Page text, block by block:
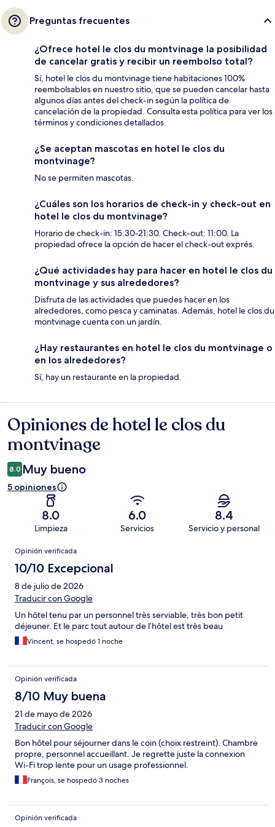
Preguntas frecuentes
¿Ofrece hotel le clos du montvinage la posibilidad
de cancelar gratis y recibir un reembolso total?
Sí, hotel le clos du montvinage tiene habitaciones 100%
reembolsables en nuestro sitio, que se pueden cancelar hasta
algunos días antes del check-in según la política de
cancelación de la propiedad. Consulta esta política para ver los
términos y condiciones detallados.
¿Se aceptan mascotas en hotel le clos du
montvinage?
No se permiten mascotas.
¿Cuáles son los horarios de check-in y check-out en
hotel le clos du montvinage?
Horario de check-in: 15:30-21:30. Check-out: 11:00. La
propiedad ofrece la opción de hacer el check-out exprés.
¿Qué actividades hay para hacer en hotel le clos du
montvinage y sus alrededores?
Disfruta de las actividades que puedes hacer en los
alrededores, como pesca y caminatas. Además, hotel le clos du
montvinage cuenta con un jardín.
¿Hay restaurantes en hotel le clos du montvinage o
en los alrededores?
Sí, hay un restaurante en la propiedad.
Opiniones
Opiniones de hotel le clos du
montvinage
8.0 Muy bueno
5 opiniones
8.0
Limpieza
6.0
Servicios
8.4
Servicio y personal
Opiniones
Opinión verificada
10/10 Excepcional
8 de julio de 2026
Traducir con Google
Un hôtel tenu par un personnel très serviable, très bon petit
déjeuner. Et le parc tout autour de l’hôtel est très beau
Vincent, se hospedó 1 noche
Opinión verificada
8/10 Muy buena
21 de mayo de 2026
Traducir con Google
Bon hôtel pour séjourner dans le coin (choix restreint). Chambre
propre, personnel accueillant. Je regrette juste la connexion
Wi-Fi trop lente pour un usage professionnel.
François, se hospedó 3 noches
Opinión verificada